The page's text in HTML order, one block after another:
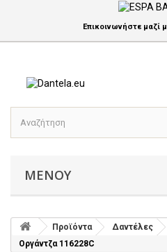
Επικοινωνήστε μαζί
ΜΕΝΟΎ
Προϊόντα Δαντέλες
Οργάντζα 116228C